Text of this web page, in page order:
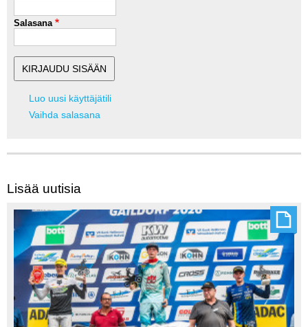
Salasana
Luo uusi käyttäjätili
Vaihda salasana
Lisää uutisia